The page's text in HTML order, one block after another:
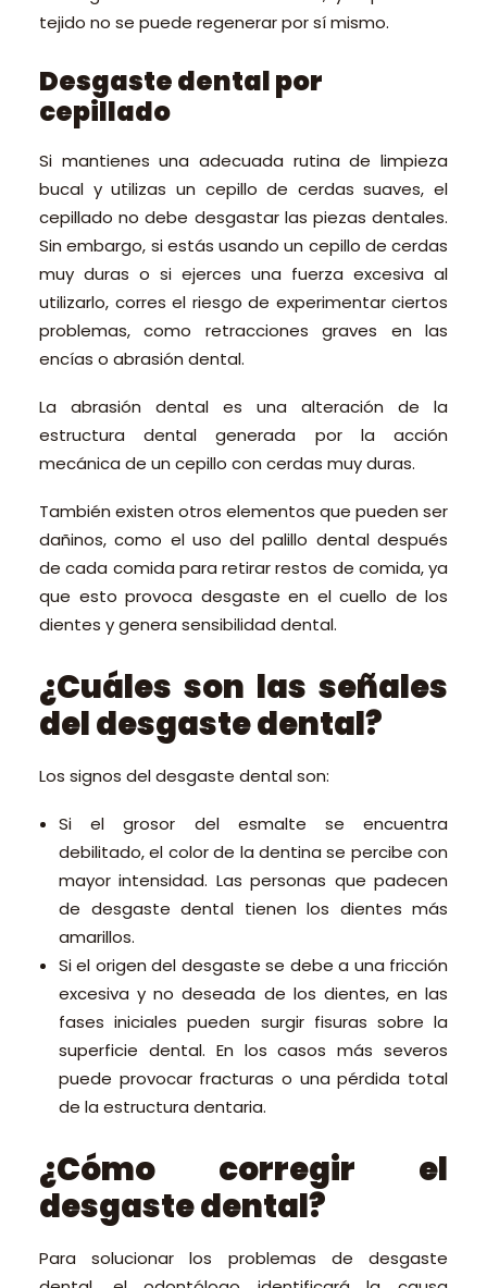
tejido no se puede regenerar por sí mismo.
Desgaste dental por
cepillado
Si mantienes una adecuada rutina de limpieza
bucal y utilizas un cepillo de cerdas suaves, el
cepillado no debe desgastar las piezas dentales.
Sin embargo, si estás usando un cepillo de cerdas
muy duras o si ejerces una fuerza excesiva al
utilizarlo, corres el riesgo de experimentar ciertos
problemas, como retracciones graves en las
encías o abrasión dental.
La abrasión dental es una alteración de la
estructura dental generada por la acción
mecánica de un cepillo con cerdas muy duras.
También existen otros elementos que pueden ser
dañinos, como el uso del palillo dental después
de cada comida para retirar restos de comida, ya
que esto provoca desgaste en el cuello de los
dientes y genera sensibilidad dental.
¿Cuáles son las señales
del desgaste dental?
Los signos del desgaste dental son:
Si el grosor del esmalte se encuentra
debilitado, el color de la dentina se percibe con
mayor intensidad. Las personas que padecen
de desgaste dental tienen los dientes más
amarillos.
Si el origen del desgaste se debe a una fricción
excesiva y no deseada de los dientes, en las
fases iniciales pueden surgir fisuras sobre la
superficie dental. En los casos más severos
puede provocar fracturas o una pérdida total
de la estructura dentaria.
¿Cómo corregir el
desgaste dental?
Para solucionar los problemas de desgaste